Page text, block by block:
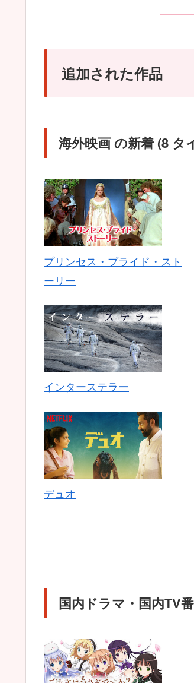
追加された作品
海外映画 の新着 (8 タ
プリンセス・ブライド・スト
ーリー
インターステラー
デュオ
国内ドラマ・国内TV